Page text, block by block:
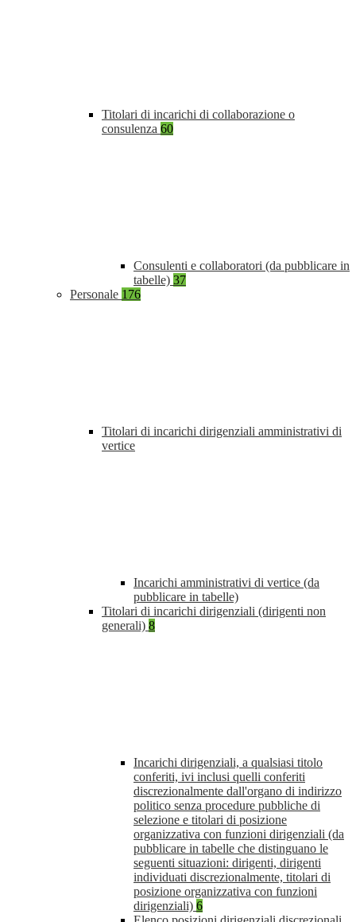
Titolari di incarichi di collaborazione o
consulenza 60
Consulenti e collaboratori (da pubblicare in
tabelle) 37
Personale 176
Titolari di incarichi dirigenziali amministrativi di
vertice
Incarichi amministrativi di vertice (da
pubblicare in tabelle)
Titolari di incarichi dirigenziali (dirigenti non
generali) 8
Incarichi dirigenziali, a qualsiasi titolo
conferiti, ivi inclusi quelli conferiti
discrezionalmente dall'organo di indirizzo
politico senza procedure pubbliche di
selezione e titolari di posizione
organizzativa con funzioni dirigenziali (da
pubblicare in tabelle che distinguano le
seguenti situazioni: dirigenti, dirigenti
individuati discrezionalmente, titolari di
posizione organizzativa con funzioni
dirigenziali) 6